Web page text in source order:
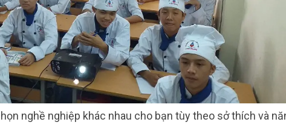
nghề nghiệp khác nhau cho bạn tùy theo sở thích và